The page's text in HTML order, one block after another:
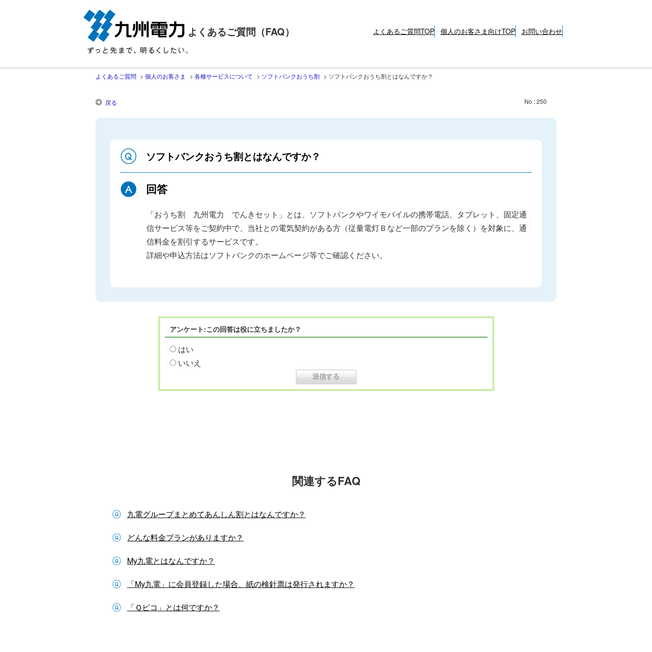
よくあるご質問（FAQ） よくあるご質問TOP 個人のお客さま向けTOP お問い合わせ
よくあるご質問 > 個人のお客さま > 各種サービスについて > ソフトバンクおうち割 > ソフトバンクおうち割とはなんですか？
戻る No : 250
ソフトバンクおうち割とはなんですか？
回答
「おうち割 九州電力 でんきセット」とは、ソフトバンクやワイモバイルの携帯電話、タブレット、固定通
信サービス等をご契約中で、当社との電気契約がある方（従量電灯Ｂなど一部のプランを除く）を対象に、通
信料金を割引するサービスです。
詳細や申込方法はソフトバンクのホームページ等でご確認ください。
アンケート:この回答は役に立ちましたか？
はい
いいえ
関連するFAQ
九電グループまとめてあんしん割とはなんですか？
どんな料金プランがありますか？
My九電とはなんですか？
「My九電」に会員登録した場合、紙の検針票は発行されますか？
「Ｑピコ」とは何ですか？